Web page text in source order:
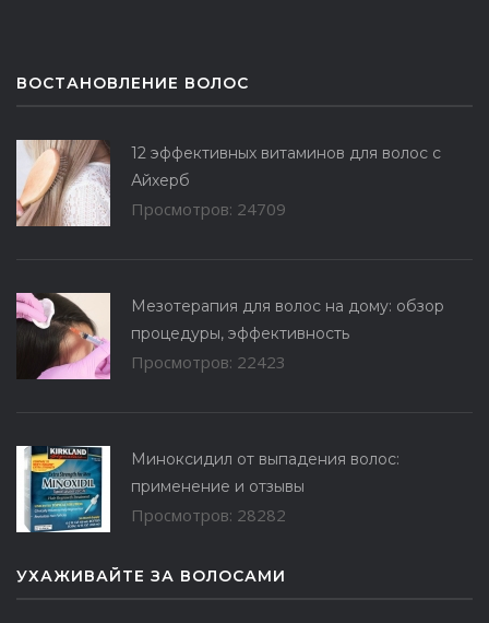
ВОСТАНОВЛЕНИЕ ВОЛОС
12 эффективных витаминов для волос с
Айхерб
Просмотров: 24709
Мезотерапия для волос на дому: обзор
процедуры, эффективность
Просмотров: 22423
Миноксидил от выпадения волос:
применение и отзывы
Просмотров: 28282
УХАЖИВАЙТЕ ЗА ВОЛОСАМИ